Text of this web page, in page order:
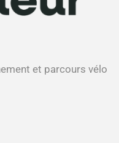
et parcours vélo